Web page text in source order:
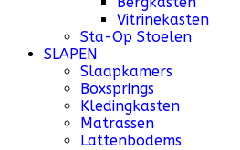
Vitrinekasten
Sta-Op Stoelen
SLAPEN
Slaapkamers
Boxsprings
Kledingkasten
Matrassen
Lattenbodems